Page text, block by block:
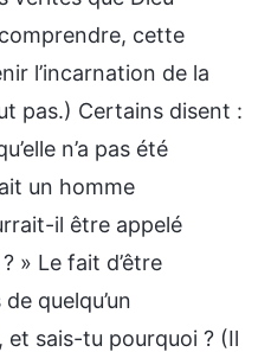
cette
l’incarnation de la
pas.) Certains disent :
n’a pas été
un homme
il être appelé
» Le fait d’être
quelqu’un
et sais-tu pourquoi ? (Il